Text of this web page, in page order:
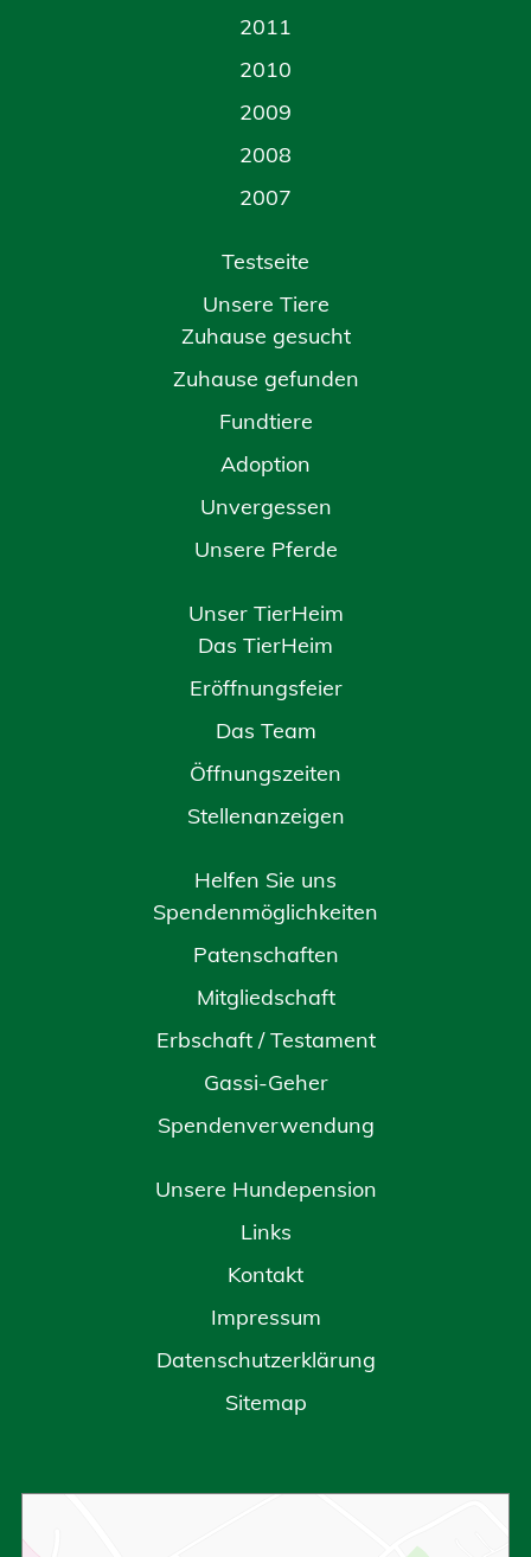
2011
2010
2009
2008
2007
Testseite
Unsere Tiere
Zuhause gesucht
Zuhause gefunden
Fundtiere
Adoption
Unvergessen
Unsere Pferde
Unser TierHeim
Das TierHeim
Eröffnungsfeier
Das Team
Öffnungszeiten
Stellenanzeigen
Helfen Sie uns
Spendenmöglichkeiten
Patenschaften
Mitgliedschaft
Erbschaft / Testament
Gassi-Geher
Spendenverwendung
Unsere Hundepension
Links
Kontakt
Impressum
Datenschutzerklärung
Sitemap